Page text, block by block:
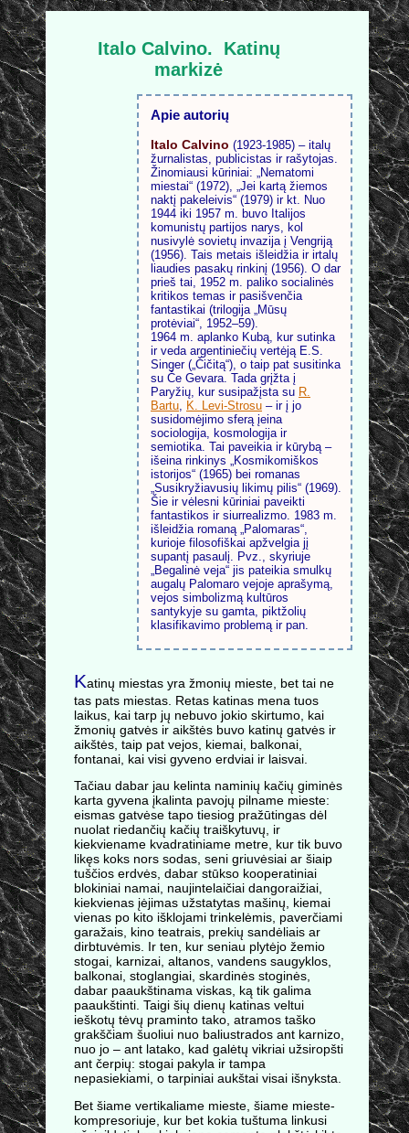
Italo Calvino. Katinų
markizė
Apie autorių
Italo Calvino (1923-1985) – italų
žurnalistas, publicistas ir rašytojas.
Žinomiausi kūriniai: „Nematomi
miestai“ (1972), „Jei kartą žiemos
naktį pakeleivis“ (1979) ir kt. Nuo
1944 iki 1957 m. buvo Italijos
komunistų partijos narys, kol
nusivylė sovietų invazija į Vengriją
(1956). Tais metais išleidžia ir irtalų
liaudies pasakų rinkinį (1956). O dar
prieš tai, 1952 m. paliko socialinės
kritikos temas ir pasišvenčia
fantastikai (trilogija „Mūsų
protėviai“, 1952–59).
1964 m. aplanko Kubą, kur sutinka
ir veda argentiniečių vertėją E.S.
Singer („Čičitą“), o taip pat susitinka
su Če Gevara. Tada grįžta į
Paryžių, kur susipažįsta su R.
Bartu
K. Levi-Strosu – ir į jo
susidomėjimo sferą įeina
sociologija, kosmologija ir
semiotika. Tai paveikia ir kūrybą –
išeina rinkinys „Kosmikomiškos
istorijos“ (1965) bei romanas
„Susikryžiavusių likimų pilis“ (1969).
Šie ir vėlesni kūriniai paveikti
fantastikos ir siurrealizmo. 1983 m.
išleidžia romaną „Palomaras“,
kurioje filosofiškai apžvelgia jį
supantį pasaulį. Pvz., skyriuje
„Begalinė veja“ jis pateikia smulkų
augalų Palomaro vejoje aprašymą,
vejos simbolizmą kultūros
santykyje su gamta, piktžolių
klasifikavimo problemą ir pan.
Katinų miestas yra žmonių mieste, bet tai ne
tas pats miestas. Retas katinas mena tuos
laikus, kai tarp jų nebuvo jokio skirtumo, kai
žmonių gatvės ir aikštės buvo katinų gatvės ir
aikštės, taip pat vejos, kiemai, balkonai,
fontanai, kai visi gyveno erdviai ir laisvai.
Tačiau dabar jau kelinta naminių kačių giminės
karta gyvena įkalinta pavojų pilname mieste:
eismas gatvėse tapo tiesiog pražūtingas dėl
nuolat riedančių kačių traiškytuvų, ir
kiekviename kvadratiniame metre, kur tik buvo
likęs koks nors sodas, seni griuvėsiai ar šiaip
tuščios erdvės, dabar stūkso kooperatiniai
blokiniai namai, naujintelaičiai dangoraižiai,
kiekvienas įėjimas užstatytas mašinų, kiemai
vienas po kito išklojami trinkelėmis, paverčiami
garažais, kino teatrais, prekių sandėliais ar
dirbtuvėmis. Ir ten, kur seniau plytėjo žemio
stogai, karnizai, altanos, vandens saugyklos,
balkonai, stoglangiai, skardinės stoginės,
dabar paaukštinama viskas, ką tik galima
paaukštinti. Taigi šių dienų katinas veltui
ieškotų tėvų praminto tako, atramos taško
grakščiam šuoliui nuo baliustrados ant karnizo,
nuo jo – ant latako, kad galėtų vikriai užsiropšti
ant čerpių: stogai pakyla ir tampa
nepasiekiami, o tarpiniai aukštai visai išnyksta.
Bet šiame vertikaliame mieste, šiame mieste-
kompresoriuje, kur bet kokia tuštuma linkusi